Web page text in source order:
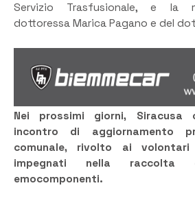
Servizio Trasfusionale, e la
dottoressa Marica Pagano e del
Nei prossimi giorni, Siracusa
incontro di aggiornamento
comunale, rivolto ai
impegnati nella
emocomponenti.